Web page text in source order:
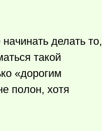
делать то,
такой
«дорогим
полон, хотя